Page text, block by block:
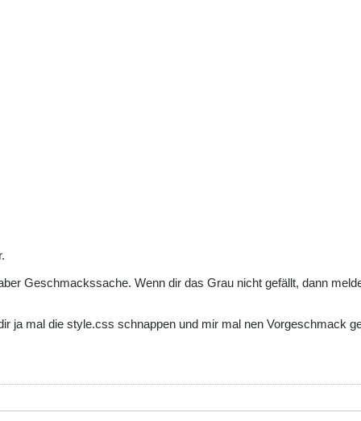
Geschmackssache. Wenn dir das Grau nicht gefällt, dann
ja mal die style.css schnappen und mir mal nen Vorgeschmack